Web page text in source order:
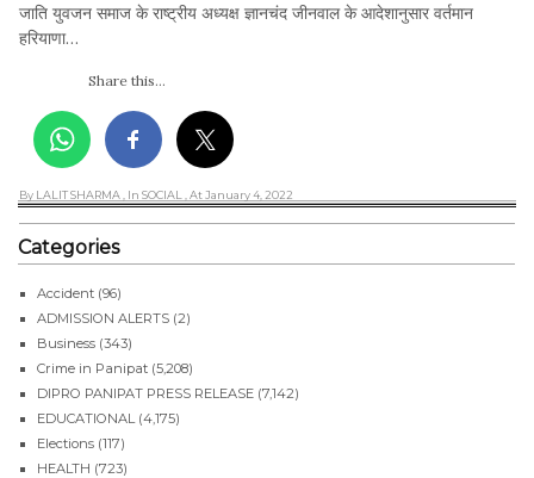
जाति युवजन समाज के राष्ट्रीय अध्यक्ष ज्ञानचंद जीनवाल के आदेशानुसार वर्तमान
हरियाणा…
Share this...
By LALIT SHARMA , In SOCIAL , At January 4, 2022
Categories
Accident (96)
ADMISSION ALERTS (2)
Business (343)
Crime in Panipat (5,208)
DIPRO PANIPAT PRESS RELEASE (7,142)
EDUCATIONAL (4,175)
Elections (117)
HEALTH (723)